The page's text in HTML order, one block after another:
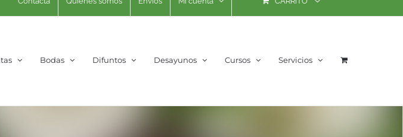
Bodas Difuntos Desayunos Cursos Servicios